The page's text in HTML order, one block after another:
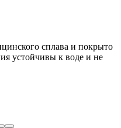
сплава и покрыто
устойчивы к воде и не